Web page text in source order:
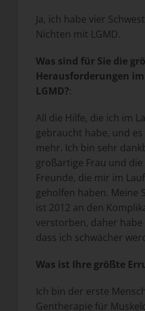
Ja, ich habe vier
Nichten mit LGMD.
Was sind für Sie die
Herausforderungen
LGMD?:
All die Hilfe, die ich im
gebraucht habe, und
mehr. Ich bin sehr
großartige Frau und
Freunde, die mir im
geholfen haben. Meine
ist 2012 an den
verstorben, daher
dass ich schwächer
Was ist Ihre größte
Ich bin der erste
Gentherapie für